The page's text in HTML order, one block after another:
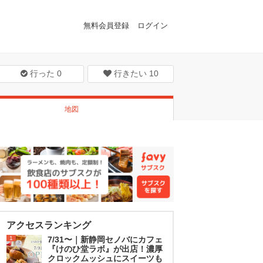
無料会員登録 ログイン
行った 0 行きたい 10
地図
アクセスランキング
1
7/31〜｜新静岡セノバにカフェ
『けのひ堂ラボ』が出店！濃厚
クロックムッシュにスイーツも